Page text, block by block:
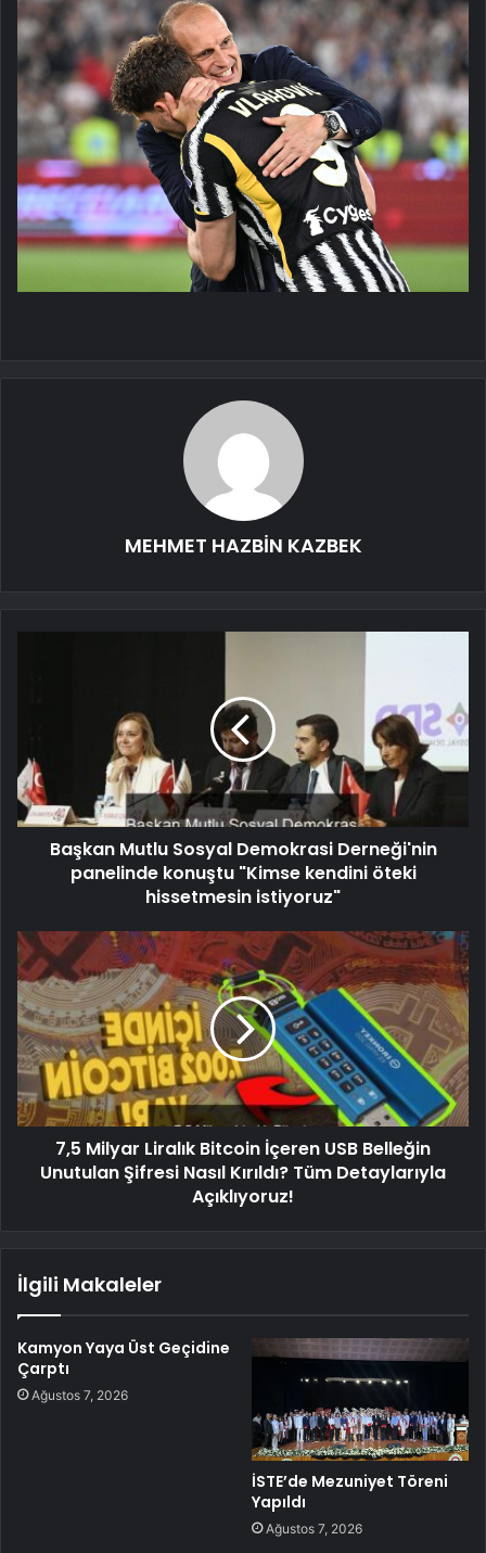
MEHMET HAZBİN KAZBEK
Başkan Mutlu Sosyal Demokrasi Derneği'nin
panelinde konuştu "Kimse kendini öteki
hissetmesin istiyoruz"
7,5 Milyar Liralık Bitcoin İçeren USB Belleğin
Unutulan Şifresi Nasıl Kırıldı? Tüm Detaylarıyla
Açıklıyoruz!
İlgili Makaleler
Kamyon Yaya Üst Geçidine
Çarptı
Ağustos 7, 2026
İSTE’de Mezuniyet Töreni
Yapıldı
Ağustos 7, 2026